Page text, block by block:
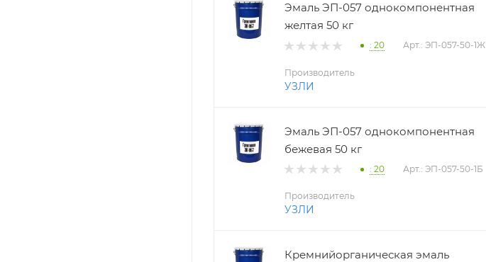
Эмаль ЭП-057 однокомпонентная
желтая 50 кг
: 20 Арт.: ЭП-057-50-1Ж
Производитель
УЗЛИ
Эмаль ЭП-057 однокомпонентная
бежевая 50 кг
: 20 Арт.: ЭП-057-50-1Б
Производитель
УЗЛИ
Кремнийорганическая эмаль